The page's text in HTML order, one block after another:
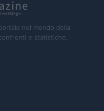
nel mondo della
e statistiche.